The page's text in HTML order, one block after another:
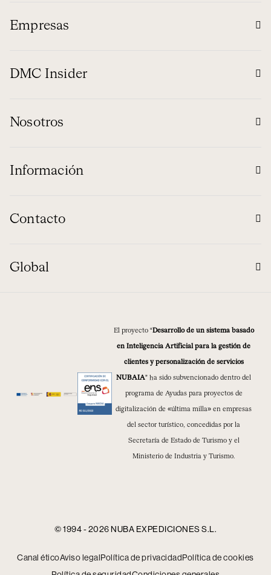
Empresas
DMC Insider
Nosotros
Información
Contacto
Global
El proyecto “Desarrollo de un sistema basado
en Inteligencia Artificial para la gestión de
clientes y personalización de servicios
NUBAIA” ha sido subvencionado dentro del
programa de Ayudas para proyectos de
digitalización de «última milla» en empresas
del sector turístico, concedidas por la
Secretaría de Estado de Turismo y el
Ministerio de Industria y Turismo.
© 1994 - 2026 NUBA EXPEDICIONES S.L.
Canal éticoAviso legal Política de privacidad Política de cookies